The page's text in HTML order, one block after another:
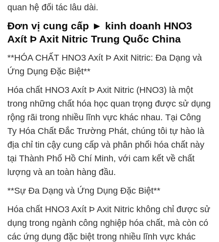
quan hệ đối tác lâu dài.
Đơn vị cung cấp ► kinh doanh HNO3
Axít Þ Axit Nitric Trung Quốc China
**HÓA CHẤT HNO3 Axít Þ Axit Nitric: Đa Dạng và
Ứng Dụng Đặc Biệt**
Hóa chất HNO3 Axít Þ Axit Nitric (HNO3) là một
trong những chất hóa học quan trọng được sử dụng
rộng rãi trong nhiều lĩnh vực khác nhau. Tại Công
Ty Hóa Chất Đắc Trường Phát, chúng tôi tự hào là
địa chỉ tin cậy cung cấp và phân phối hóa chất này
tại Thành Phố Hồ Chí Minh, với cam kết về chất
lượng và an toàn hàng đầu.
**Sự Đa Dạng và Ứng Dụng Đặc Biệt**
Hóa chất HNO3 Axít Þ Axit Nitric không chỉ được sử
dụng trong ngành công nghiệp hóa chất, mà còn có
các ứng dụng đặc biệt trong nhiều lĩnh vực khác